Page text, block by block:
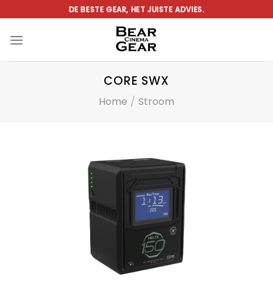
naar
inhoud
DE BESTE GEAR, HET JUISTE ADVIES.
CORE SWX
Home / Stroom